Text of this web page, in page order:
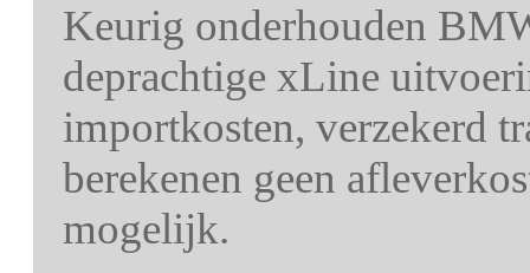
Keurig onderhouden
deprachtige xLine
importkosten, verzekerd
berekenen geen
mogelijk.